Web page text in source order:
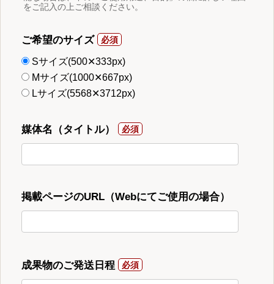
をご記入の上ご相談ください。
ご希望のサイズ
Sサイズ(500✕333px)
Mサイズ(1000✕667px)
Lサイズ(5568✕3712px)
媒体名（タイトル）
掲載ページのURL（Webにてご使用の場合）
成果物のご発送日程